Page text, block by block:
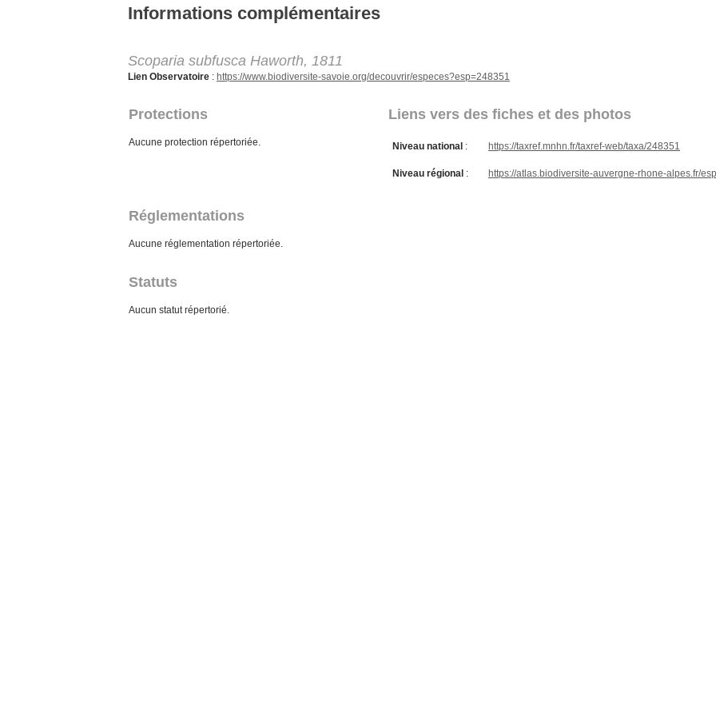
Informations complémentaires
Scoparia subfusca Haworth, 1811
Lien Observatoire : https://www.biodiversite-savoie.org/decouvrir/especes?esp=248351
Protections Liens vers des fiches et des photos
Aucune protection répertoriée. Niveau national : https://taxref.mnhn.fr/taxref-web/taxa/248351
Niveau régional : https://atlas.biodiversite-auvergne-rhone-alpes.fr/
Réglementations
Aucune réglementation répertoriée.
Statuts
Aucun statut répertorié.